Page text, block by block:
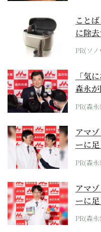
こと
に除
位モ
PR(ソ
「気
森永
PR(森
アマ
ーに
PR(森
アマ
ーに
PR(森